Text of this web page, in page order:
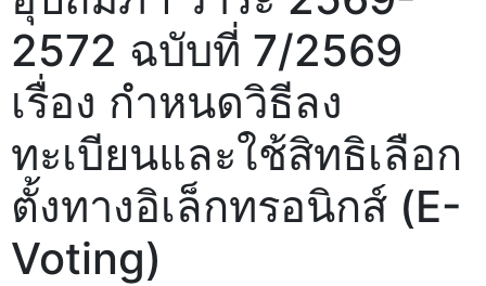
2572 ฉบับที่ 7/2569
เรื่อง กำหนดวิธีลง
ทะเบียนและใช้สิทธิเลือก
ตั้งทางอิเล็กทรอนิกส์ (E-
Voting)